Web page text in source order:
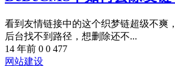
看到友情链接中的这个织梦链超级不爽
后台找不到路径，想删除还不...
14 年前 0 0 477
网站建设